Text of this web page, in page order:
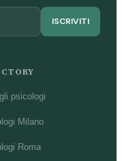
ISCRIVITI
psicologi
Milano
Roma